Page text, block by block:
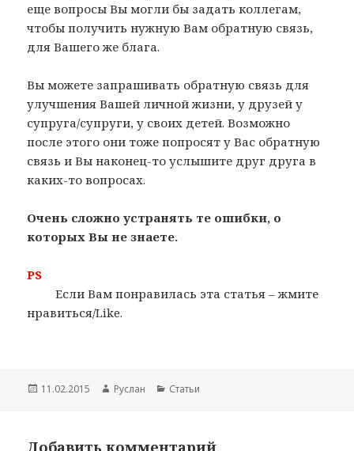
еще вопросы Вы могли бы задать коллегам,
чтобы получить нужную Вам обратную связь,
для Вашего же блага.
Вы можете запрашивать обратную связь для
улучшения Вашей личной жизни, у друзей у
супруга/супруги, у своих детей. Возможно
после этого они тоже попросят у Вас обратную
связь и Вы наконец-то услышите друг друга в
каких-то вопросах.
Очень сложно устранять те ошибки, о
которых Вы не знаете.
PS
Если Вам понравилась эта статья – жмите
нравиться/Like.
Опубликовано
11.02.2015 Автор
Руслан Рубрики
Статьи
Добавить комментарий